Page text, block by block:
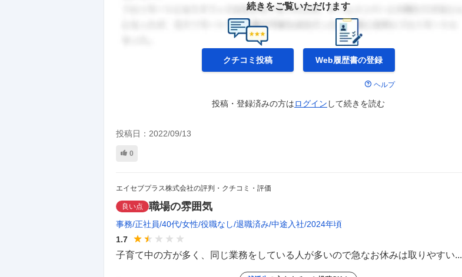
続きをご覧いただけます
クチコミ投稿 Web履歴書の登録
ヘルプ
投稿・登録済みの方はログイン して続きを読む
投稿日： 2022/09/13
0
エイセブプラス株式会社の評判・クチコミ・評価
良い点 職場の雰囲気
事務 正社員 40代 女性 役職なし 退職済み 中途入社 2024年頃
1.7
子育て中の方が多く、同じ業務をしている人が多いので急なお休みは取りやすい...